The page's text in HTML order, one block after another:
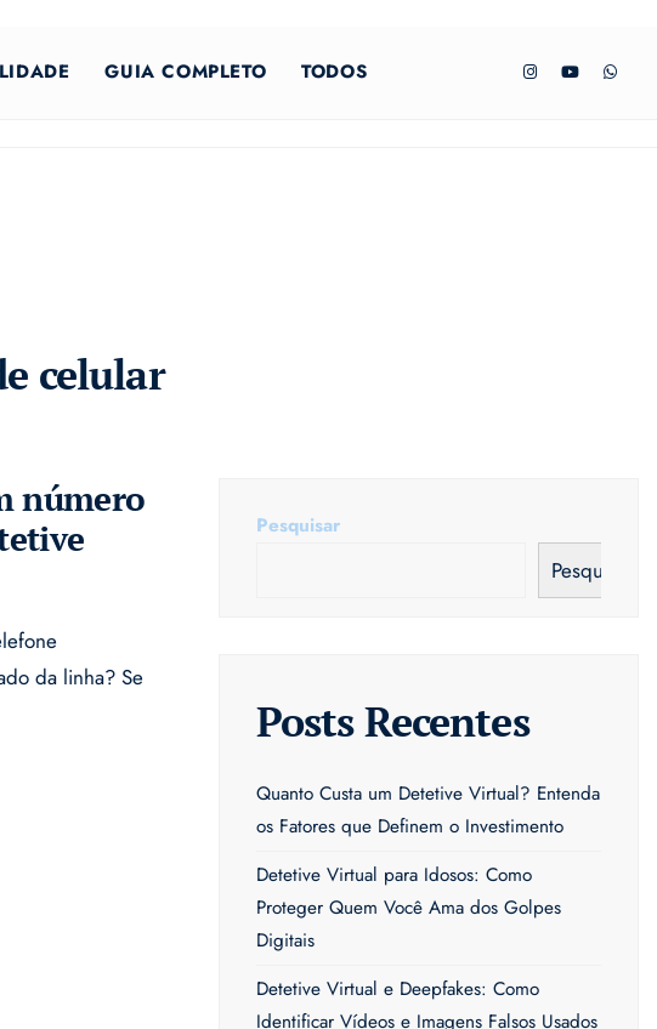
GUIA COMPLETO TODOS
celular
número
da linha? Se
Pesquisar
Pesquisar
Posts Recentes
Quanto Custa um Detetive Virtual? Entenda
os Fatores que Definem o Investimento
Detetive Virtual para Idosos: Como
Proteger Quem Você Ama dos Golpes
Digitais
Detetive Virtual e Deepfakes: Como
Identificar Vídeos e Imagens Falsos Usados